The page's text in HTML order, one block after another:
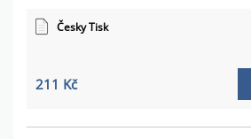
Česky Tisk
211 Kč